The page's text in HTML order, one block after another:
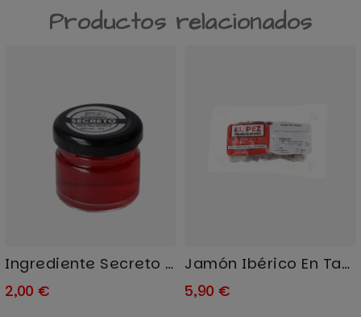
Productos relacionados
Ingrediente Secreto "El Pez"
2,00 €
Jamón Ibérico En Tacos "El...
5,90 €